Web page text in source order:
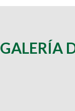
GALERÍA